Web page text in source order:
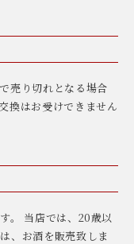
売り切れとなる場合
換はお受けできません
。 当店では、20歳以
、お酒を販売致しま